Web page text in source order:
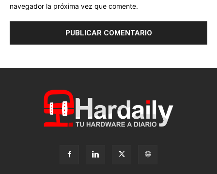
navegador la próxima vez que comente.